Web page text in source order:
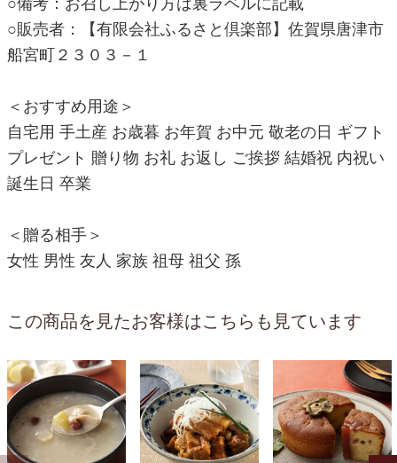
○販売者：【有限会社ふるさと倶楽部】佐賀県唐津市
船宮町２３０３－１
＜おすすめ用途＞
自宅用 手土産 お歳暮 お年賀 お中元 敬老の日 ギフト
プレゼント 贈り物 お礼 お返し ご挨拶 結婚祝 内祝い
誕生日 卒業
＜贈る相手＞
女性 男性 友人 家族 祖母 祖父 孫
この商品を見たお客様はこちらも見ています